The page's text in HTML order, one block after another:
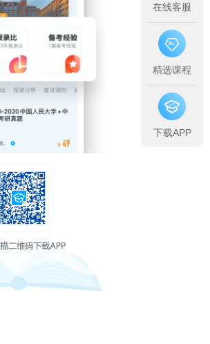
在线客服
精选课程
下载APP